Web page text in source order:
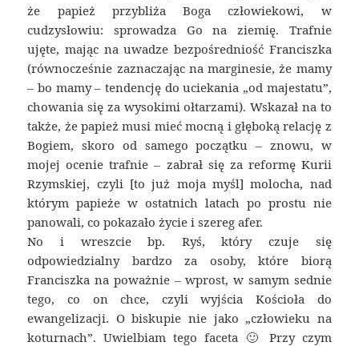
że papież przybliża Boga człowiekowi, w
cudzysłowiu: sprowadza Go na ziemię. Trafnie
ujęte, mając na uwadze bezpośredniość Franciszka
(równocześnie zaznaczając na marginesie, że mamy
– bo mamy – tendencję do uciekania „od majestatu”,
chowania się za wysokimi ołtarzami). Wskazał na to
także, że papież musi mieć mocną i głęboką relację z
Bogiem, skoro od samego początku – znowu, w
mojej ocenie trafnie – zabrał się za reformę Kurii
Rzymskiej, czyli [to już moja myśl] molocha, nad
którym papieże w ostatnich latach po prostu nie
panowali, co pokazało życie i szereg afer.
No i wreszcie bp. Ryś, który czuje się
odpowiedzialny bardzo za osoby, które biorą
Franciszka na poważnie – wprost, w samym sednie
tego, co on chce, czyli wyjścia Kościoła do
ewangelizacji. O biskupie nie jako „człowieku na
koturnach”. Uwielbiam tego faceta 🙂 Przy czym